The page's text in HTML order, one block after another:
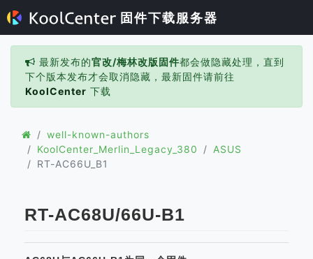
固件下载服务器
最新发布的官改/梅林改版固件都会做隐藏处理，直到
下个版本发布才会取消隐藏，最新固件请前往
KoolCenter 下载
well-known-authors
KoolCenter_Merlin_Legacy_380
ASUS
RT-AC66U_B1
RT-AC68U/66U-B1